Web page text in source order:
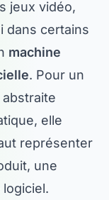
jeux vidéo,
dans certains
machine
. Pour un
elle
représenter
une